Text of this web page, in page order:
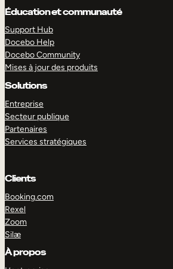
Éducation et communauté
Support Hub
Docebo Help
Docebo Community
Mises à jour des produits
Solutions
Entreprise
Secteur publique
Partenaires
Services stratégiques
Clients
Booking.com
Rexel
Zoom
Silæ
À propos